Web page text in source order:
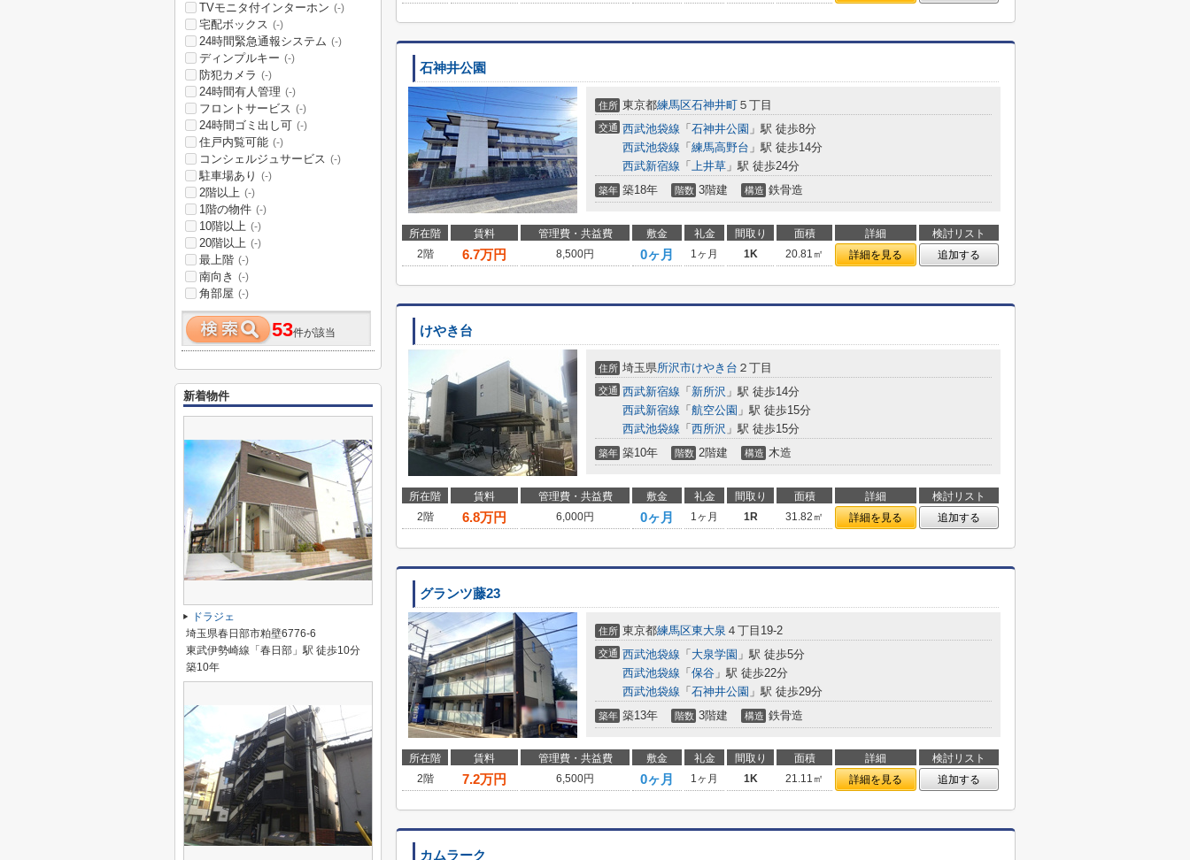
石神井公園
住所 東京都練馬区石神井町 ５丁目
交通 西武池袋線 「 石神井公園 」駅 徒歩8分
西武池袋線 「 練馬高野台 」駅 徒歩14分
西武新宿線 「 上井草 」駅 徒歩24分
築年 築18年 階数 3階建 構造 鉄骨造
所在階 賃料 管理費・共益費 敷金 礼金 間取り 面積 詳細
検討リスト
2階
6.7万円 8,500円 0ヶ月 1ヶ月 1K 20.81㎡ 詳細を見る 追加する
けやき台
住所 埼玉県所沢市けやき台 ２丁目
交通 西武新宿線 「 新所沢 」駅 徒歩14分
西武新宿線 「 航空公園 」駅 徒歩15分
西武池袋線 「 西所沢 」駅 徒歩15分
築年 築10年 階数 2階建 構造 木造
所在階 賃料 管理費・共益費 敷金 礼金 間取り 面積 詳細
検討リスト
2階
6.8万円 6,000円 0ヶ月 1ヶ月 1R 31.82㎡ 詳細を見る 追加する
グランツ藤23
住所 東京都練馬区東大泉 ４丁目19-2
交通 西武池袋線 「 大泉学園 」駅 徒歩5分
西武池袋線 「 保谷 」駅 徒歩22分
西武池袋線 「 石神井公園 」駅 徒歩29分
築年 築13年 階数 3階建 構造 鉄骨造
所在階 賃料 管理費・共益費 敷金 礼金 間取り 面積 詳細
検討リスト
2階
7.2万円 6,500円 0ヶ月 1ヶ月 1K 21.11㎡ 詳細を見る 追加する
カムラーク
TVモニタ付インターホン (-)
宅配ボックス (-)
24時間緊急通報システム (-)
ディンプルキー (-)
防犯カメラ (-)
24時間有人管理 (-)
フロントサービス (-)
24時間ゴミ出し可 (-)
住戸内覧可能 (-)
コンシェルジュサービス (-)
駐車場あり (-)
2階以上 (-)
1階の物件 (-)
10階以上 (-)
20階以上 (-)
最上階 (-)
南向き (-)
角部屋 (-)
53件が該当
新着物件
ドラジェ
埼玉県春日部市粕壁6776-6
東武伊勢崎線「春日部」駅 徒歩10分
築10年